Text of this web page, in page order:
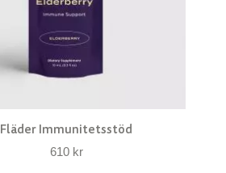
Fläder Immunitetsstöd
610 kr